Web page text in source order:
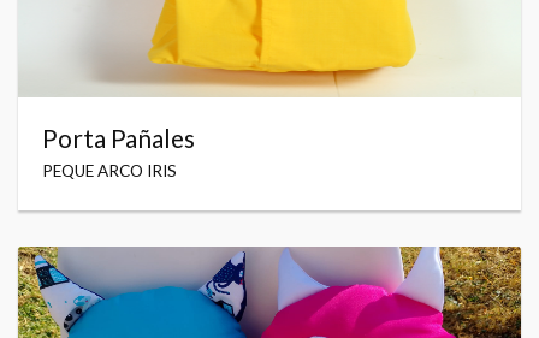
Porta Pañales
PEQUE ARCO IRIS